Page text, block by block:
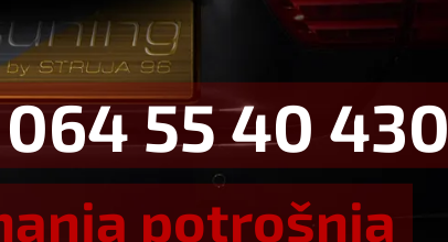
55 40 430
potrošnja